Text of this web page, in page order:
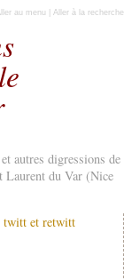
autres digressions de
Laurent du Var (Nice
au menu Aller à la recherche
twitt et retwitt